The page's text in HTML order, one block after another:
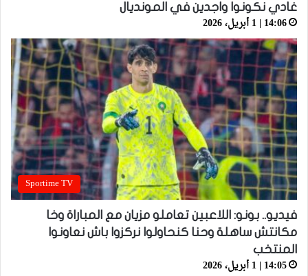
غادي نكونوا واجدين في المونديال
14:06 | 1 أبريل، 2026
Sportime TV
فيديو.. بونو: اللاعبين تعاملو مزيان مع المباراة وخا
مكانتش ساهلة وحنا كنحاولوا نركزوا باش نعاونوا
المنتخب
14:05 | 1 أبريل، 2026